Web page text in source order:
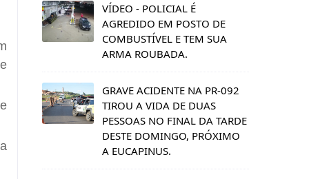
VÍDEO - POLICIAL É
AGREDIDO EM POSTO DE
COMBUSTÍVEL E TEM SUA
ARMA ROUBADA.
GRAVE ACIDENTE NA PR-092
TIROU A VIDA DE DUAS
PESSOAS NO FINAL DA TARDE
DESTE DOMINGO, PRÓXIMO
A EUCAPINUS.